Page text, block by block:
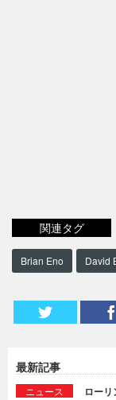
関連タグ
Brian Eno David
最新記事
ニュース
ロー